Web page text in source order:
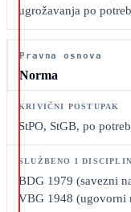
ugrožavanja po
Pravna osnova
Norma
StPO, StGB, po
BDG 1979 (savezni
VBG 1948 (ugovorni